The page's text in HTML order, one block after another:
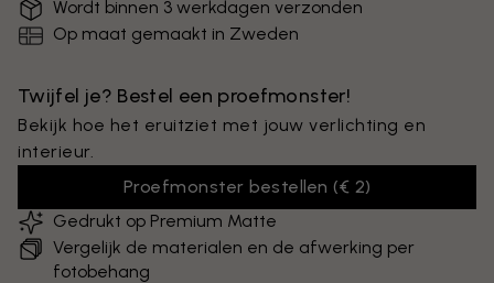
Wordt binnen 3 werkdagen verzonden
Op maat gemaakt in Zweden
Twijfel je? Bestel een proefmonster!
Bekijk hoe het eruitziet met jouw verlichting en
interieur.
Proefmonster bestellen (€ 2)
Gedrukt op Premium Matte
Vergelijk de materialen en de afwerking per
fotobehang